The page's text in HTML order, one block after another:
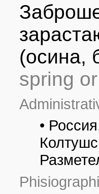
(осина,
spring
•